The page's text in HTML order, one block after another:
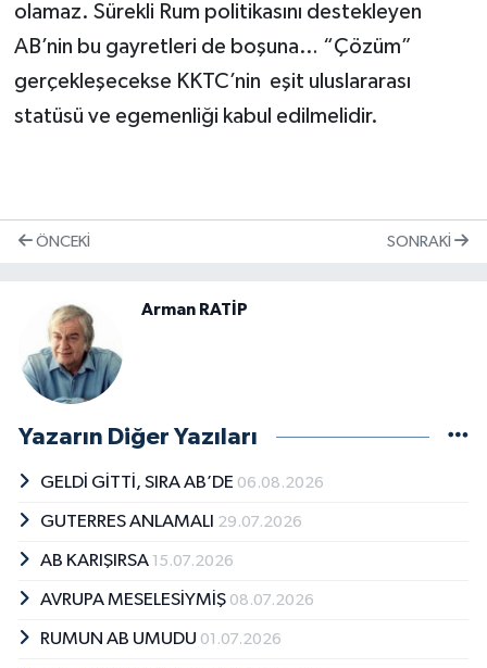
olamaz. Sürekli Rum politikasını destekleyen
AB’nin bu gayretleri de boşuna… “Çözüm”
gerçekleşecekse KKTC’nin eşit uluslararası
statüsü ve egemenliği kabul edilmelidir.
ÖNCEKI SONRAKI
Arman RATİP
Yazarın Diğer Yazıları
GELDİ GİTTİ, SIRA AB’DE 06.08.2026
GUTERRES ANLAMALI 29.07.2026
AB KARIŞIRSA 15.07.2026
AVRUPA MESELESİYMİŞ 08.07.2026
RUMUN AB UMUDU 01.07.2026